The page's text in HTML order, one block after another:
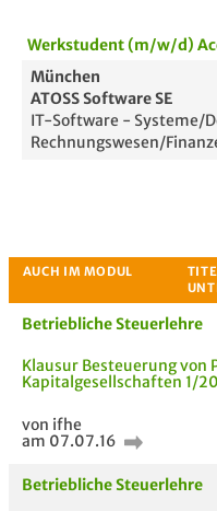
Passende
Werkstudent (m/w/d)
München
ATOSS Software SE
IT-Software - Systeme/
Rechnungswesen/
Betriebliche Steuerlehre
Klausur Besteuerung von
Kapitalgesellschaften 1/
von ifhe
am 07.07.16
Betriebliche Steuerlehre